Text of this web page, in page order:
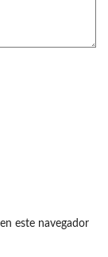
este navegador